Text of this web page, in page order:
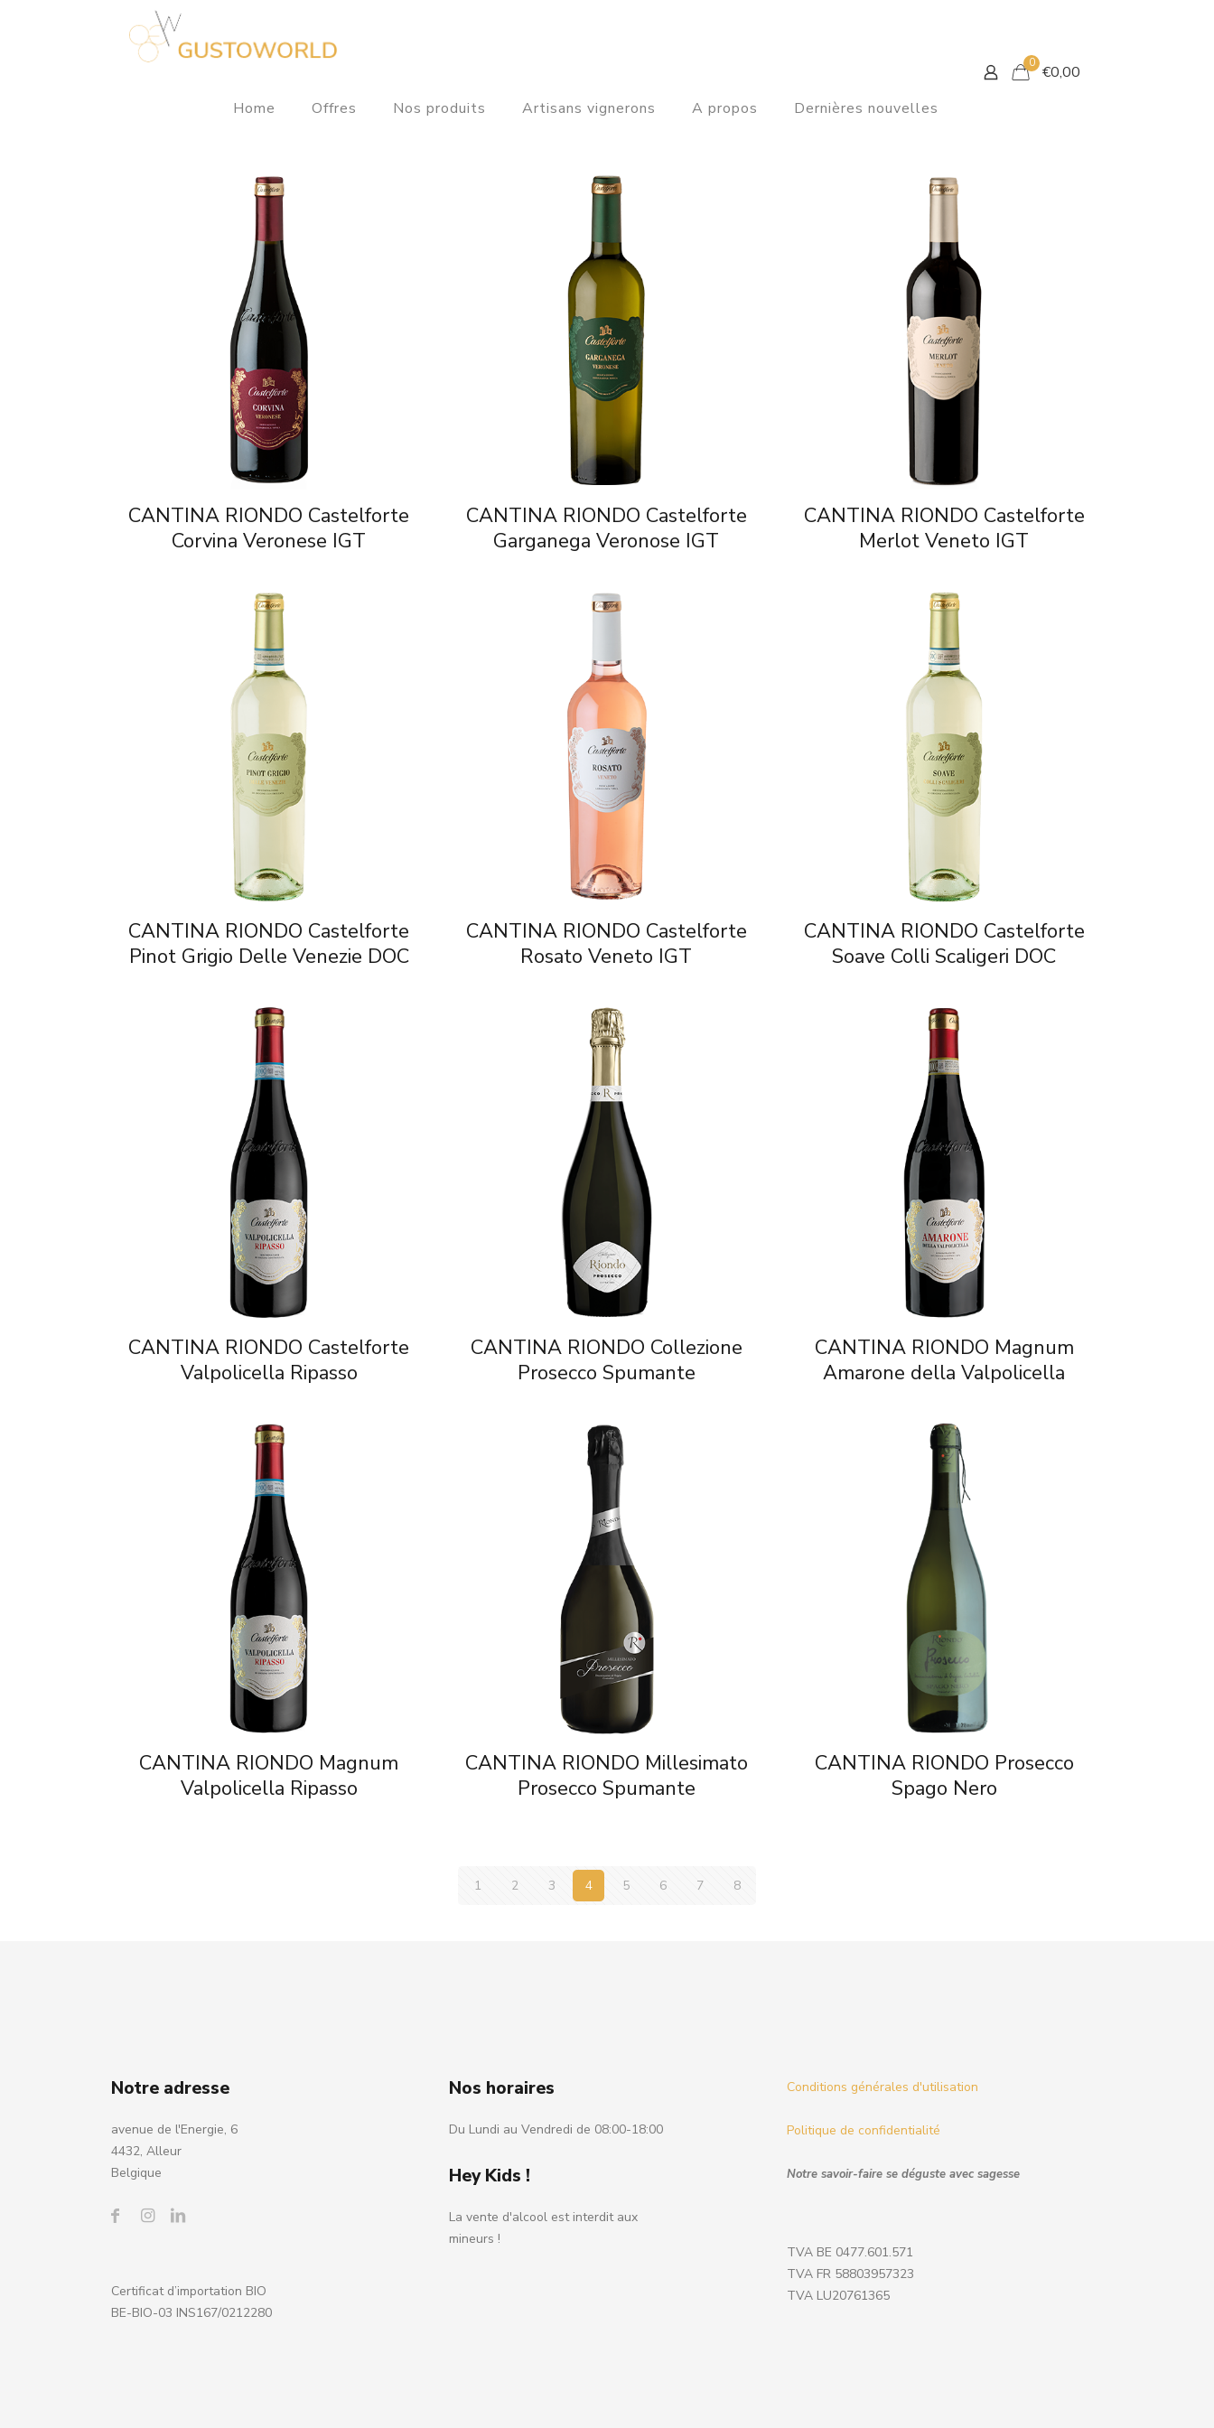
Home Offres Nos produits Artisans vignerons A propos Dernières nouvelles
0 €0,00
CANTINA RIONDO Castelforte
Corvina Veronese IGT
CANTINA RIONDO Castelforte
Garganega Veronose IGT
CANTINA RIONDO Castelforte
Merlot Veneto IGT
CANTINA RIONDO Castelforte
Pinot Grigio Delle Venezie DOC
CANTINA RIONDO Castelforte
Rosato Veneto IGT
CANTINA RIONDO Castelforte
Soave Colli Scaligeri DOC
CANTINA RIONDO Castelforte
Valpolicella Ripasso
CANTINA RIONDO Collezione
Prosecco Spumante
CANTINA RIONDO Magnum
Amarone della Valpolicella
CANTINA RIONDO Magnum
Valpolicella Ripasso
CANTINA RIONDO Millesimato
Prosecco Spumante
CANTINA RIONDO Prosecco
Spago Nero
1 2 3 4 5 6 7 8
Notre adresse
avenue de l'Energie, 6
4432, Alleur
Belgique
Certificat d’importation BIO
BE-BIO-03 INS167/0212280
Nos horaires
Du Lundi au Vendredi de 08:00-18:00
Hey Kids !
La vente d'alcool est interdit aux
mineurs !
Conditions générales d'utilisation
Politique de confidentialité
Notre savoir-faire se déguste avec sagesse
TVA BE 0477.601.571
TVA FR 58803957323
TVA LU20761365